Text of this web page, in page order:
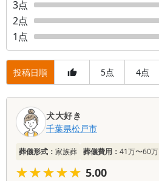
3点
2点
1 点
投稿日順 5点 4点
犬大好き
千葉県松戸市
葬儀形式： 家族葬 葬儀費用： 41万〜60万
★★★★★
★★★★★ 5.00